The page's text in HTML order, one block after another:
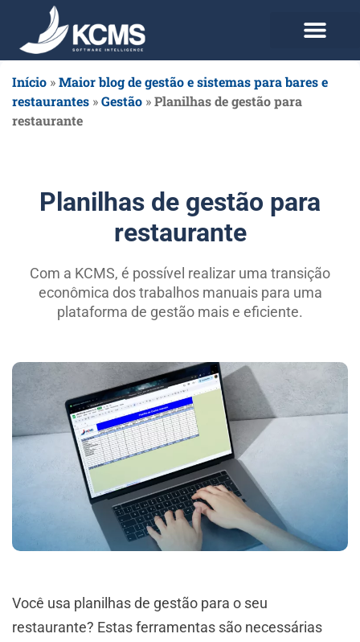
Início »Maior blog de gestão e sistemas para bares e
restaurantes »Gestão »Planilhas de gestão para
restaurante
Planilhas de gestão para
restaurante
Com a KCMS, é possível realizar uma transição
econômica dos trabalhos manuais para uma
plataforma de gestão mais e eficiente.
Você usa planilhas de gestão para o seu
restaurante? Estas ferramentas são necessárias